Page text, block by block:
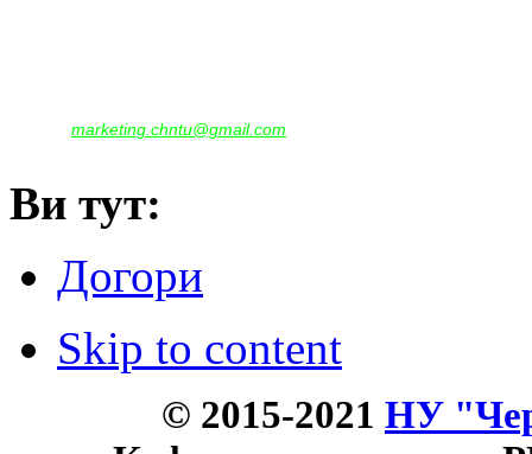
marketing.chntu@gmail.com
Ви тут:
Догори
Skip to content
© 2015-2021 НУ